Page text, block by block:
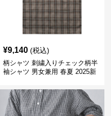
¥9,140 (税込)
柄シャツ 刺繍入りチェック柄半
袖シャツ 男女兼用 春夏 2025新